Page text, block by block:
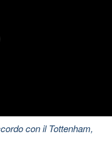
con il Tottenham,